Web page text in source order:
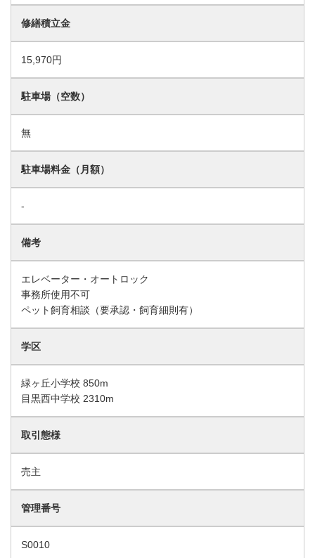
修繕積立金
15,970円
駐車場（空数）
無
駐車場料金（月額）
-
備考
エレベーター・オートロック
事務所使用不可
ペット飼育相談（要承認・飼育細則有）
学区
緑ヶ丘小学校 850m
目黒西中学校 2310m
取引態様
売主
管理番号
S0010